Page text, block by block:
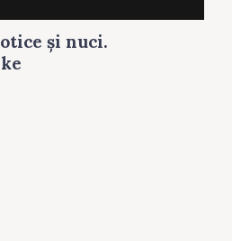
şi nuci.